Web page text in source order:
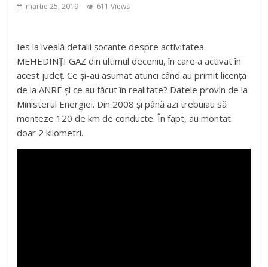
martie 25, 2019 611 Views
Ies la iveală detalii șocante despre activitatea
MEHEDINȚI GAZ din ultimul deceniu, în care a activat în
acest județ. Ce și-au asumat atunci când au primit licența
de la ANRE și ce au făcut în realitate? Datele provin de la
Ministerul Energiei. Din 2008 și până azi trebuiau să
monteze 120 de km de conducte. În fapt, au montat
doar 2 kilometri.